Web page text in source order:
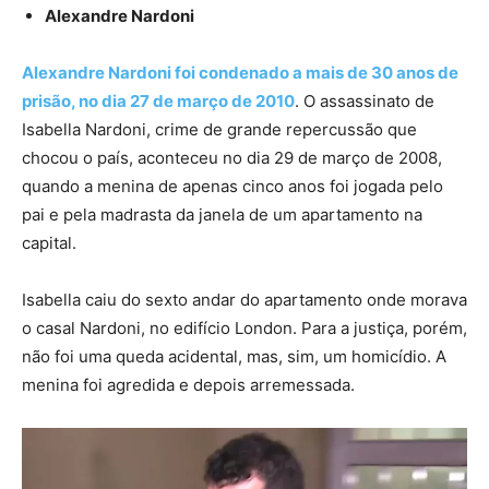
Alexandre Nardoni
Alexandre Nardoni foi condenado a mais de 30 anos de
prisão, no dia 27 de março de 2010. O assassinato de
Isabella Nardoni, crime de grande repercussão que
chocou o país, aconteceu no dia 29 de março de 2008,
quando a menina de apenas cinco anos foi jogada pelo
pai e pela madrasta da janela de um apartamento na
capital.
Isabella caiu do sexto andar do apartamento onde morava
o casal Nardoni, no edifício London. Para a justiça, porém,
não foi uma queda acidental, mas, sim, um homicídio. A
menina foi agredida e depois arremessada.